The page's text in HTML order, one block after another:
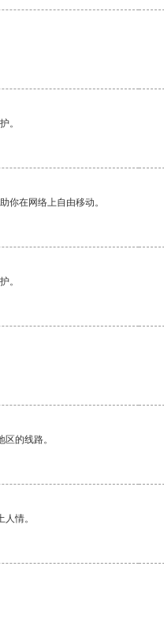
。
你在网络上自由移动。
。
的线路。
情。